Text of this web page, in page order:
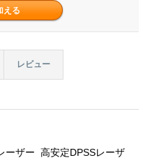
レビュー
ーザー 高安定DPSSレーザ